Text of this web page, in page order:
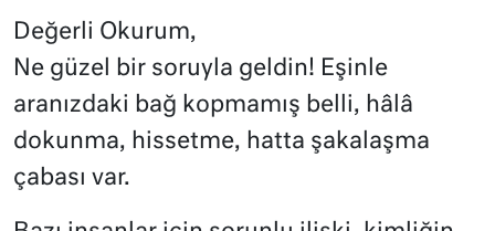
Değerli Okurum,
Ne güzel bir soruyla geldin! Eşinle
aranızdaki bağ kopmamış belli, hâlâ
dokunma, hissetme, hatta şakalaşma
çabası var.